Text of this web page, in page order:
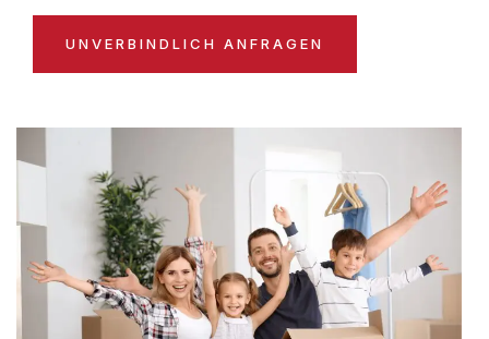
UNVERBINDLICH ANFRAGEN